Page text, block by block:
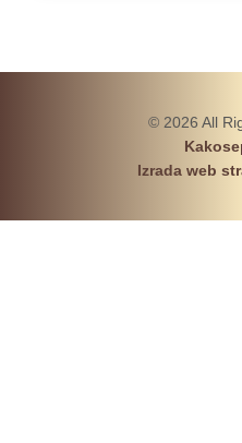
© 2026 All
Izrada web